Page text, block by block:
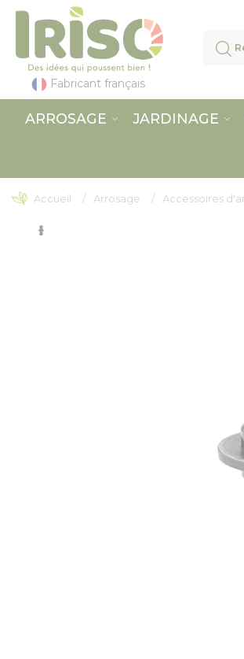
Fabricant français
ARROSAGE JARDINAGE
Accueil Arrosage Accessoires
Panneau de gestion des cookies